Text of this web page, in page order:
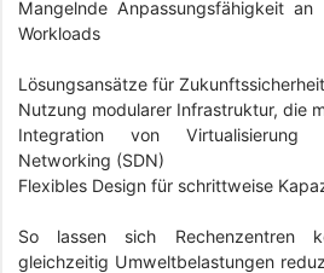
Mangelnde Anpassungsfähigkeit
Workloads
Lösungsansätze für
Nutzung modularer Infrastruktur, die
Integration von Virtualisierung
Networking (SDN)
Flexibles Design für schrittweise
So lassen sich Rechenzentren
gleichzeitig Umweltbelastungen